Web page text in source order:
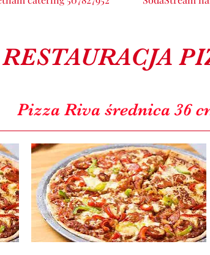
Pizza Riva średnica 36